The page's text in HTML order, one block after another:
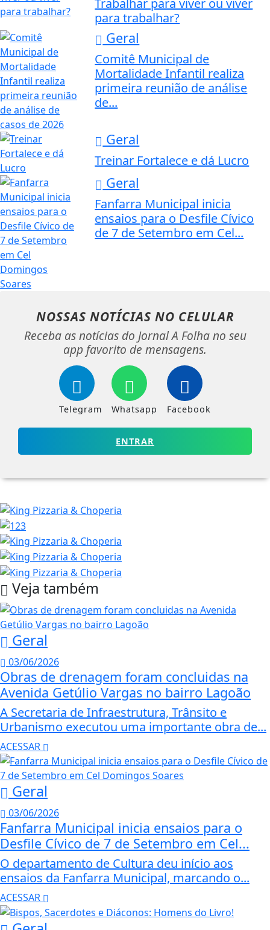
Trabalhar para viver ou viver
para trabalhar?
Geral
Comitê Municipal de
Mortalidade Infantil realiza
primeira reunião de análise
de...
Geral
Treinar Fortalece e dá Lucro
Geral
Fanfarra Municipal inicia
ensaios para o Desfile Cívico
de 7 de Setembro em Cel...
NOSSAS NOTÍCIAS NO CELULAR
Receba as notícias do Jornal A Folha no seu
app favorito de mensagens.
Telegram Whatsapp Facebook
ENTRAR
Veja também
Geral
03/06/2026
Obras de drenagem foram concluidas na
Avenida Getúlio Vargas no bairro Lagoão
A Secretaria de Infraestrutura, Trânsito e
Urbanismo executou uma importante obra de...
ACESSAR
Geral
03/06/2026
Fanfarra Municipal inicia ensaios para o
Desfile Cívico de 7 de Setembro em Cel...
O departamento de Cultura deu início aos
ensaios da Fanfarra Municipal, marcando o...
ACESSAR